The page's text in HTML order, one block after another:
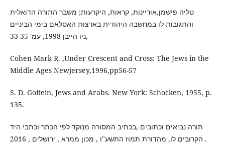
טליה פישמן,אוריינות, קראות, היקרעות; משבר התורה הדואלית
והתגובות לו במחשבה היהודית בארצות האסלאם בימי הביניים
,ניו-הייבן 1998, עמ' 33-35
Cohen Mark R. ,Under Crescent and Cross: The Jews in the
Middle Ages Newjersey,1996,pp56-57
S. D. Goitein, Jews and Arabs. New York: Schocken, 1955, p.
135.
תורה נביאים וכתובים ,בכתיב המסורה מנוקד לפי הכתר וכתבי היד
הקרובים לו, מהדורת תמוז התשע"ו , מכון ממרא , ירושלים , 2016 .